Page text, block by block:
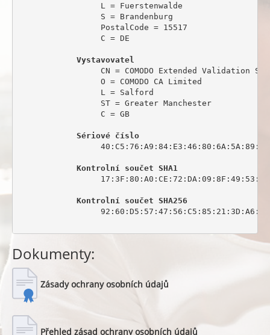
                 L = Fuerstenwalde
                 S = Brandenburg
                 PostalCode = 15517
                 C = DE
Vystavovatel
CN = COMODO Extended Validation
                 O = COMODO CA Limited
                 L = Salford
                 ST = Greater Manchester
                 C = GB
Sériové číslo
Kontrolní součet SHA1
Kontrolní součet SHA256
Dokumenty:
Zásady ochrany osobních údajů
Přehled zásad ochrany osobních údajů